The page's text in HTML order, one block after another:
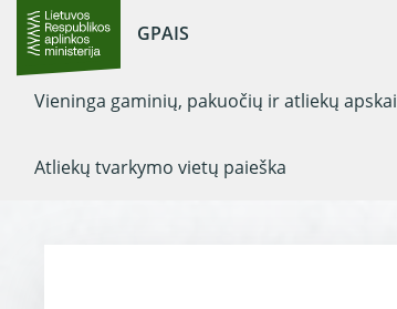
GPAIS
Vieninga gaminių, pakuočių ir atliekų
Atliekų tvarkymo vietų paieška